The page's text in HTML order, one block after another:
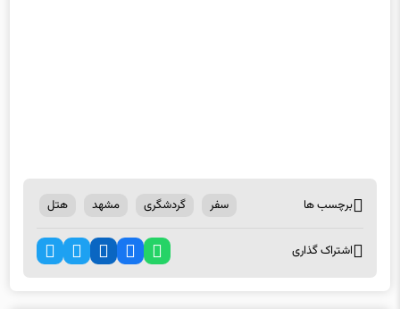
برچسب ها سفر گردشگری مشهد هتل
اشتراک گذاری